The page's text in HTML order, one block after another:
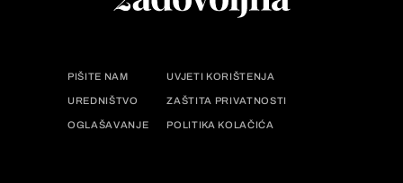
PIŠITE NAM UVJETI KORIŠTENJA
UREDNIŠTVO ZAŠTITA PRIVATNOSTI
OGLAŠAVANJE POLITIKA KOLAČIĆA